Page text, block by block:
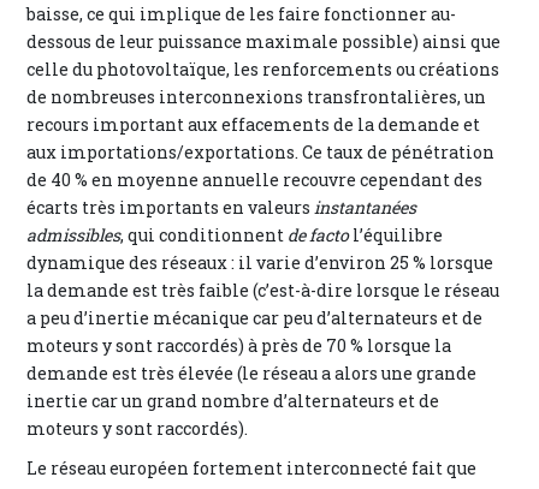
baisse, ce qui implique de les faire fonctionner au-
dessous de leur puissance maximale possible) ainsi que
celle du photovoltaïque, les renforcements ou créations
de nombreuses interconnexions transfrontalières, un
recours important aux effacements de la demande et
aux importations/exportations. Ce taux de pénétration
de 40 % en moyenne annuelle recouvre cependant des
écarts très importants en valeurs instantanées
admissibles, qui conditionnent de factol’équilibre
dynamique des réseaux : il varie d’environ 25 % lorsque
la demande est très faible (c’est-à-dire lorsque le réseau
a peu d’inertie mécanique car peu d’alternateurs et de
moteurs y sont raccordés) à près de 70 % lorsque la
demande est très élevée (le réseau a alors une grande
inertie car un grand nombre d’alternateurs et de
moteurs y sont raccordés).
Le réseau européen fortement interconnecté fait que